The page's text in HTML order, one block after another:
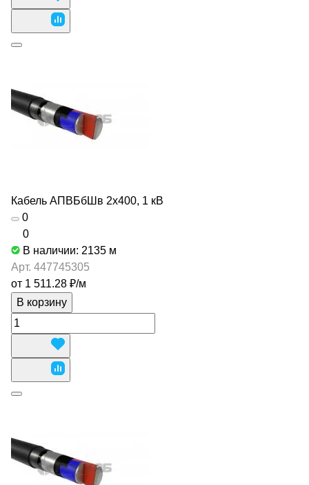
Кабель АПВБбШв 2х400, 1 кВ
0
0
В наличии: 2135 м
Арт. 447745305
от 1 511.28 ₽/м
В корзину